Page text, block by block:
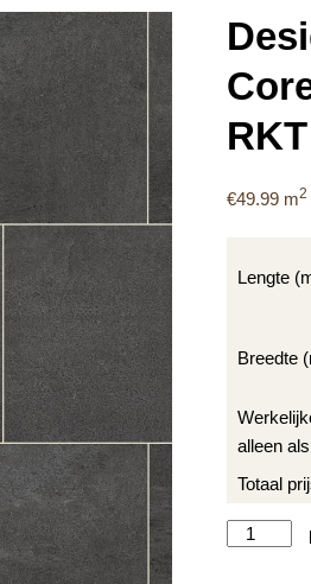
RKT
€49.99m2
Lengte
Breedte
alleen
Totaal